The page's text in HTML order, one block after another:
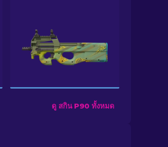
ดู สกิน P90 ทั้งหมด